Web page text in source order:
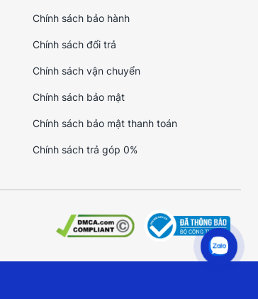
Chính sách bảo hành
Chính sách đổi trả
Chính sách vận chuyển
Chính sách bảo mật
Chính sách bảo mật thanh toán
Chính sách trả góp 0%